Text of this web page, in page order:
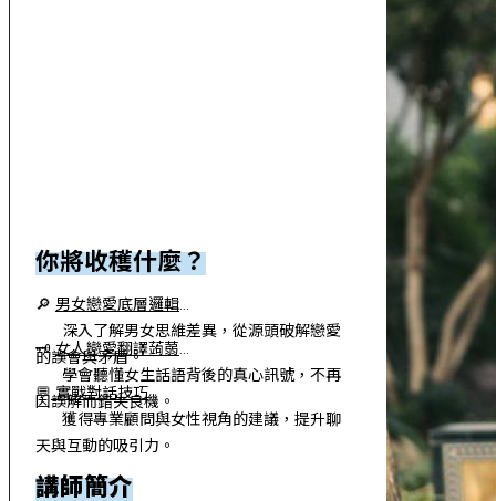
你將收穫什麼？
🔎 男女戀愛底層邏輯
深入了解男女思維差異，從源頭破解戀愛
的誤會與矛盾。
🗝️女人戀愛翻譯蒟蒻
學會聽懂女生話語背後的真心訊號，不再
因誤解而錯失良機。
💬實戰對話技巧
獲得專業顧問與女性視角的建議，提升聊
天與互動的吸引力。
講師簡介
🌟活動全
回憶